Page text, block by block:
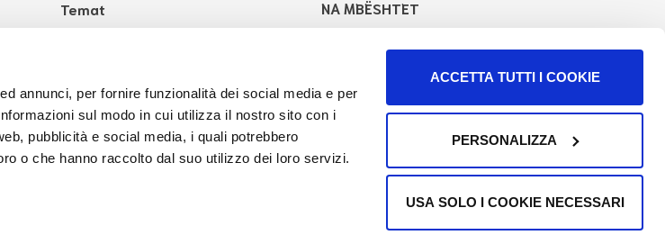
annunci, per fornire funzionalità dei social media e per
sul modo in cui utilizza il nostro sito con i
pubblicità e social media, i quali potrebbero
o che hanno raccolto dal suo utilizzo dei loro servizi.
ACCETTA TUTTI I COOKIE
PERSONALIZZA
USA SOLO I COOKIE NECESSARI
Temat
Shkolla
Puna
Ligjet
NA MBËSHTET
Zbulo si
Na ndiq
Informativa mbi privatësinë Kreditet